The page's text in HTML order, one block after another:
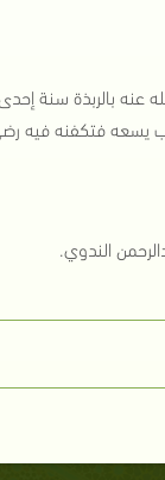
عنه بالربذة سنة
يسعه فتكفنه فيه
الندوي.